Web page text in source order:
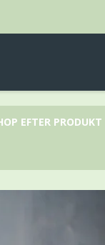
EFTER PRODUKT